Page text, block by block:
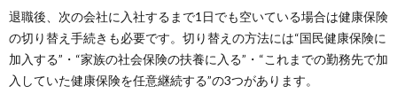
退職後、次の会社に入社するまで1日でも空いている場合は健康保険
の切り替え手続きも必要です。切り替えの方法には“国民健康保険に
加入する”・“家族の社会保険の扶養に入る”・“これまでの勤務先で加
入していた健康保険を任意継続する”の3つがあります。